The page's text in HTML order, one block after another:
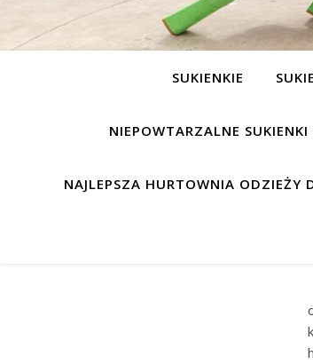
SUKIENKIE
NIEPOWTARZALNE SUKIENKI
NAJLEPSZA HURTOWNIA ODZIEŻY